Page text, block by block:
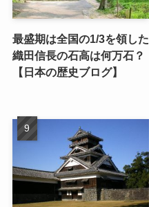
最盛期は全国の1/3を領した
織田信長の石高は何万石？
【日本の歴史ブログ】